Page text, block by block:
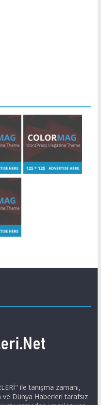
ile tanışma zamanı,
ve Dünya Haberleri tarafsız